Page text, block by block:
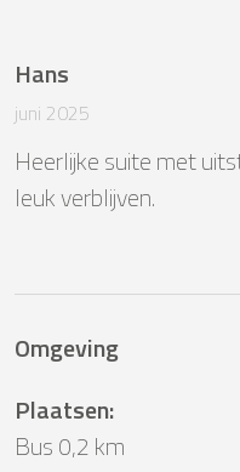
Hans
juni 2025
Heerlijke suite met
leuk verblijven.
Omgeving
Plaatsen:
Bus 0,2 km